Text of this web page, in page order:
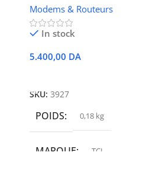
Modems & Routeurs
In stock
5.400,00 DA
SKU: 3927
POIDS 0,18 kg
MARQUE TCL